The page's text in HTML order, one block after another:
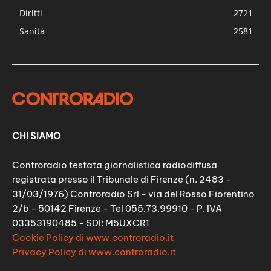
Diritti
2721
Sanità
2581
CHI SIAMO
Controradio testata giornalistica radiodiffusa
registrata presso il Tribunale di Firenze (n. 2483 -
31/03/1976) Controradio Srl - via del Rosso Fiorentino
2/b - 50142 Firenze - Tel 055.73.99910 - P. IVA
03353190485 - SDI: M5UXCR1
Cookie Policy di www.controradio.it
Privacy Policy di www.controradio.it